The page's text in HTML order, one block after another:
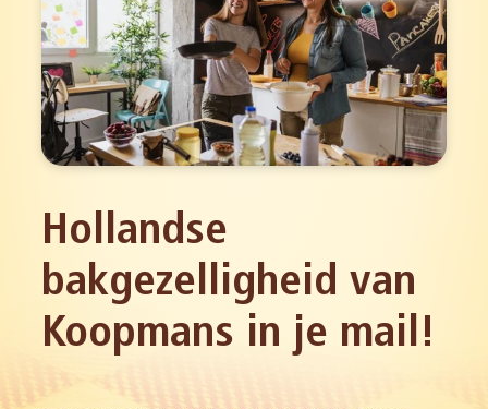
Hollandse
bakgezelligheid van
Koopmans in je mail!